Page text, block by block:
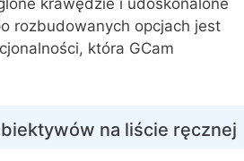
krawędzie i udoskonalone
rozbudowanych opcjach jest
która GCam
na liście ręcznej